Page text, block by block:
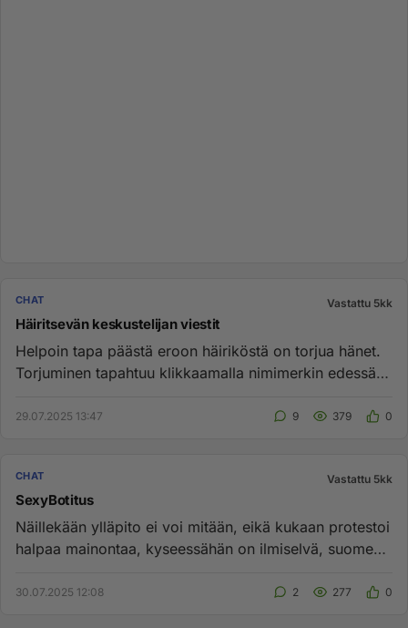
CHAT Vastattu 5kk
Häiritsevän keskustelijan viestit
Helpoin tapa päästä eroon häiriköstä on torjua hänet.
Torjuminen tapahtuu klikkaamalla nimimerkin edessä
29.07.2025 13:47 9 379 0
CHAT Vastattu 5kk
SexyBotitus
Näillekään ylläpito ei voi mitään, eikä kukaan protestoi
halpaa mainontaa, kyseessähän on ilmiselvä, suomeks
30.07.2025 12:08 2 277 0